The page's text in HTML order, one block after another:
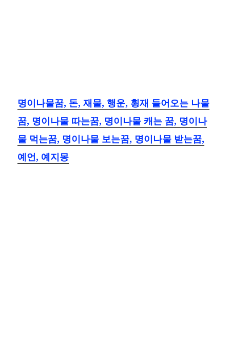
명이나물꿈, 돈, 재물, 행운, 횡재 들어오는 나물
꿈, 명이나물 따는꿈, 명이나물 캐는 꿈, 명이나
물 먹는꿈, 명이나물 보는꿈, 명이나물 받는꿈,
예언, 예지몽